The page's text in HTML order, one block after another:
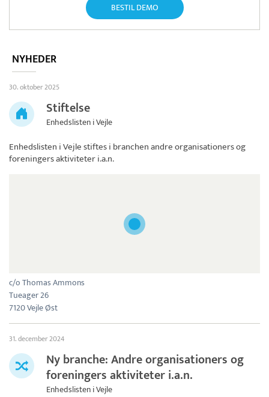
BESTIL DEMO
NYHEDER
30. oktober 2025
Stiftelse
Enhedslisten i Vejle
Enhedslisten i Vejlestiftes i branchen andre organisationers og
foreningers aktiviteter i.a.n.
c/o Thomas Ammons
Tueager 26
7120 Vejle Øst
31. december 2024
Ny branche: Andre organisationers og
foreningers aktiviteter i.a.n.
Enhedslisten i Vejle